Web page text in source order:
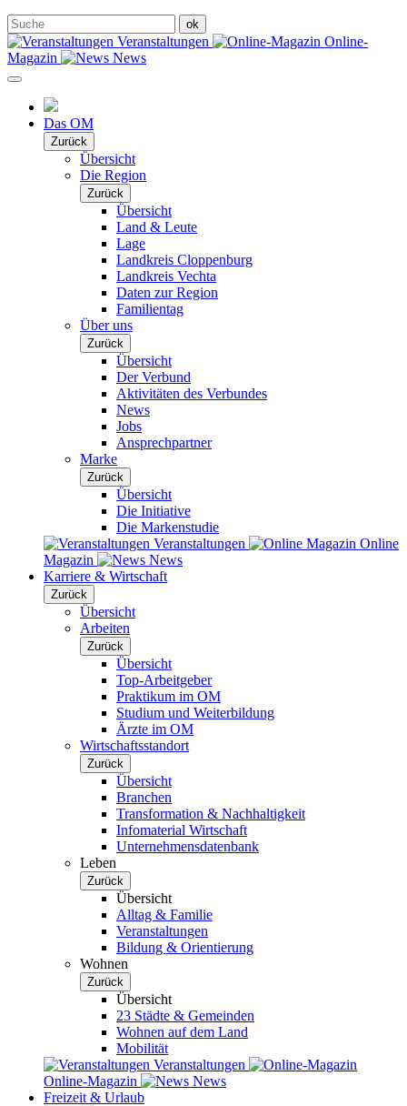
Veranstaltungen
Online-
Magazin
News
Das OM
Zurück
Übersicht
Die Region
Zurück
Übersicht
Land & Leute
Lage
Landkreis Cloppenburg
Landkreis Vechta
Daten zur Region
Familientag
Über uns
Zurück
Übersicht
Der Verbund
Aktivitäten des Verbundes
News
Jobs
Ansprechpartner
Marke
Zurück
Übersicht
Die Initiative
Die Markenstudie
Veranstaltungen
Online
Magazin
News
Karriere & Wirtschaft
Zurück
Übersicht
Arbeiten
Zurück
Übersicht
Top-Arbeitgeber
Praktikum im OM
Studium und Weiterbildung
Ärzte im OM
Wirtschaftsstandort
Zurück
Übersicht
Branchen
Transformation & Nachhaltigkeit
Infomaterial Wirtschaft
Unternehmensdatenbank
Leben
Zurück
Übersicht
Alltag & Familie
Veranstaltungen
Bildung & Orientierung
Wohnen
Zurück
Übersicht
23 Städte & Gemeinden
Wohnen auf dem Land
Mobilität
Veranstaltungen
Online-Magazin
News
Freizeit & Urlaub